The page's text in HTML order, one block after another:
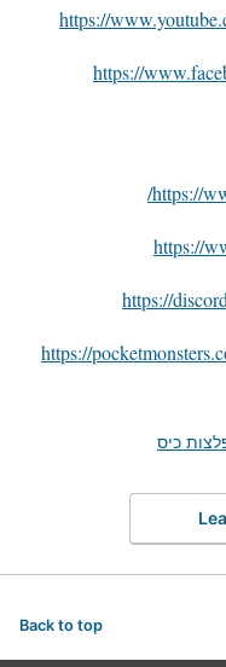
https://
https://
https://
https://
https://
https://
כיס
Back to top